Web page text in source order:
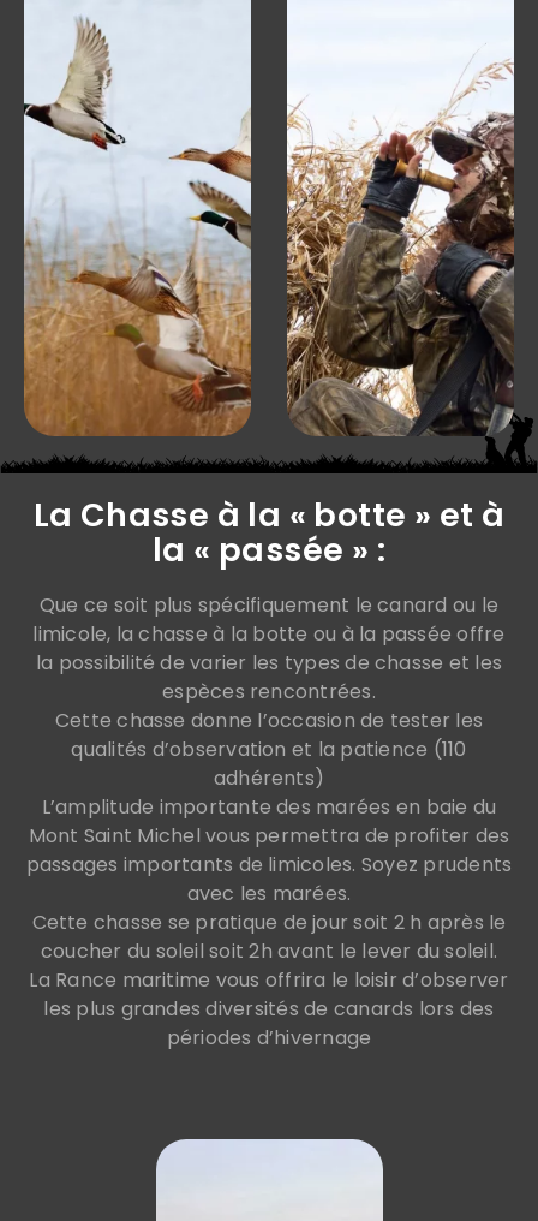
La Chasse à la « botte » et à
la « passée » :
Que ce soit plus spécifiquement le canard ou le
limicole, la chasse à la botte ou à la passée offre
la possibilité de varier les types de chasse et les
espèces rencontrées.
Cette chasse donne l’occasion de tester les
qualités d’observation et la patience (110
adhérents)
L’amplitude importante des marées en baie du
Mont Saint Michel vous permettra de profiter des
passages importants de limicoles. Soyez prudents
avec les marées.
Cette chasse se pratique de jour soit 2 h après le
coucher du soleil soit 2h avant le lever du soleil.
La Rance maritime vous offrira le loisir d’observer
les plus grandes diversités de canards lors des
périodes d’hivernage